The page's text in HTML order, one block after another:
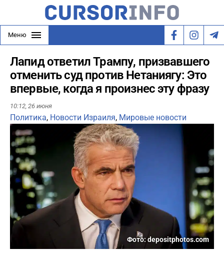
Меню
Лапид ответил Трампу, призвавшего
отменить суд против Нетаниягу: Это
впервые, когда я произнес эту фразу
10:12, 26 июня
Политика, Новости Израиля, Мировые новости
Фото: depositphotos.com